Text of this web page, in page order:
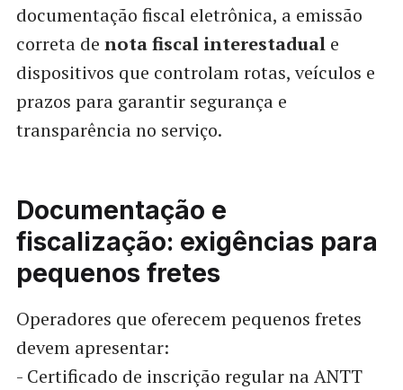
documentação fiscal eletrônica, a emissão
correta de nota fiscal interestaduale
dispositivos que controlam rotas, veículos e
prazos para garantir segurança e
transparência no serviço.
Documentação e
fiscalização: exigências para
pequenos fretes
Operadores que oferecem pequenos fretes
devem apresentar:
- Certificado de inscrição regular na ANTT